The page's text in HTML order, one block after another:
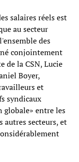
salaires réels est
au secteur
des
conjointement
de la CSN, Lucie
Boyer,
et
syndicaux
globale» entre les
autres secteurs, et